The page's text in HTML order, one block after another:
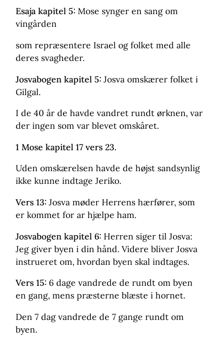
Esaja kapitel 5: Mose synger en sang om
vingården
som repræsentere Israel og folket med alle
deres svagheder.
Josvabogen kapitel 5: Josva omskærer folket i
Gilgal.
I de 40 år de havde vandret rundt ørknen, var
der ingen som var blevet omskåret.
1 Mose kapitel 17 vers 23.
Uden omskærelsen havde de højst sandsynlig
ikke kunne indtage Jeriko.
Vers 13: Josva møder Herrens hærfører, som
er kommet for ar hjælpe ham.
Josvabogen kapitel 6: Herren siger til Josva:
Jeg giver byen i din hånd. Videre bliver Josva
instrueret om, hvordan byen skal indtages.
Vers 15: 6 dage vandrede de rundt om byen
en gang, mens præsterne blæste i hornet.
Den 7 dag vandrede de 7 gange rundt om
byen.